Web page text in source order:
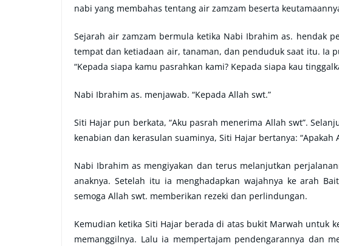
nabi yang membahas tentang air zamzam beserta
Sejarah air zamzam bermula ketika Nabi Ibrahim as. hendak
tempat dan ketiadaan air, tanaman, dan penduduk saat itu. Ia
“Kepada siapa kamu pasrahkan kami? Kepada siapa kau
Nabi Ibrahim as. menjawab. “Kepada Allah swt.”
Siti Hajar pun berkata, “Aku pasrah menerima Allah swt”.
kenabian dan kerasulan suaminya, Siti Hajar bertanya:
Nabi Ibrahim as mengiyakan dan terus melanjutkan
anaknya. Setelah itu ia menghadapkan wajahnya ke arah
semoga Allah swt. memberikan rezeki dan perlindungan.
Kemudian ketika Siti Hajar berada di atas bukit Marwah untuk
memanggilnya. Lalu ia mempertajam pendengarannya dan